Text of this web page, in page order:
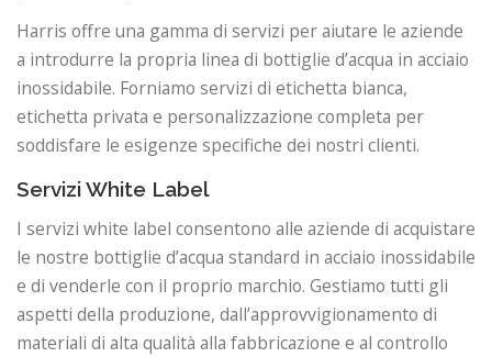
Harris offre una gamma di servizi per aiutare le aziende
a introdurre la propria linea di bottiglie d’acqua in acciaio
inossidabile. Forniamo servizi di etichetta bianca,
etichetta privata e personalizzazione completa per
soddisfare le esigenze specifiche dei nostri clienti.
Servizi White Label
I servizi white label consentono alle aziende di acquistare
le nostre bottiglie d’acqua standard in acciaio inossidabile
e di venderle con il proprio marchio. Gestiamo tutti gli
aspetti della produzione, dall’approvvigionamento di
materiali di alta qualità alla fabbricazione e al controllo